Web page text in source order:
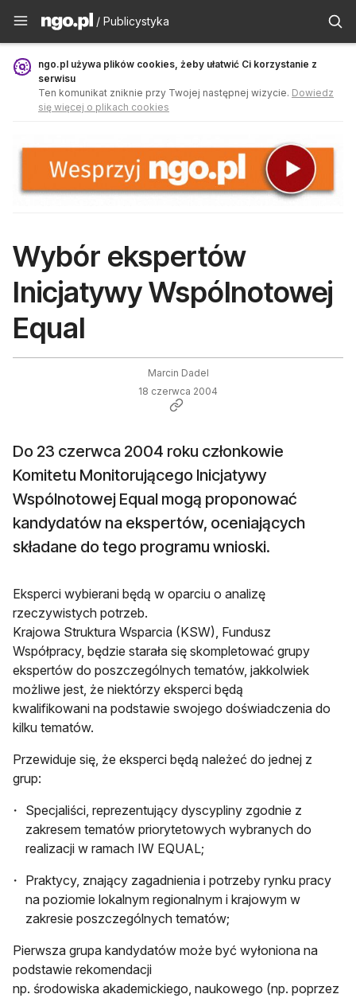
Publicystyka - ngo.pl
/ Publicystyka
ngo.pl używa plików cookies, żeby ułatwić Ci korzystanie z
serwisu
Ten komunikat zniknie przy Twojej następnej wizycie. Dowiedz
się więcej o plikach cookies
Wybór ekspertów
Inicjatywy Wspólnotowej
Equal
Marcin Dadel
18 czerwca 2004
Do 23 czerwca 2004 roku członkowie
Komitetu Monitorującego Inicjatywy
Wspólnotowej Equal mogą proponować
kandydatów na ekspertów, oceniających
składane do tego programu wnioski.
Eksperci wybierani będą w oparciu o analizę
rzeczywistych potrzeb.
Krajowa Struktura Wsparcia (KSW), Fundusz
Współpracy, będzie starała się skompletować grupy
ekspertów do poszczególnych tematów, jakkolwiek
możliwe jest, że niektórzy eksperci będą
kwalifikowani na podstawie swojego doświadczenia do
kilku tematów.
Przewiduje się, że eksperci będą należeć do jednej z
grup:
Specjaliści, reprezentujący dyscypliny zgodnie z
zakresem tematów priorytetowych wybranych do
realizacji w ramach IW EQUAL;
Praktycy, znający zagadnienia i potrzeby rynku pracy
na poziomie lokalnym regionalnym i krajowym w
zakresie poszczególnych tematów;
Pierwsza grupa kandydatów może być wyłoniona na
podstawie rekomendacji
np. środowiska akademickiego, naukowego (np. poprzez